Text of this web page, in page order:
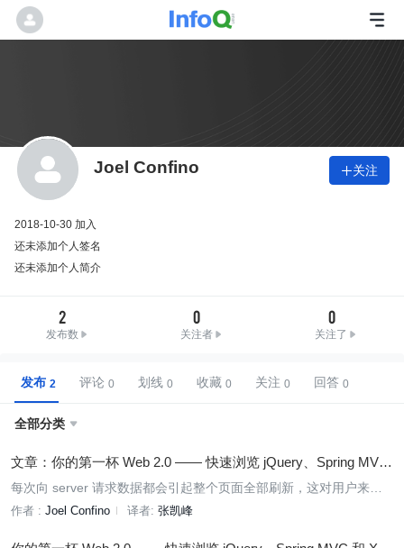
Joel Confino 关注
2018-10-30 加入
还未添加个人签名
还未添加个人简介
2
发布数
0
关注者
0
关注了
发布 评论 划线 收藏 关注 回答
全部分类 
文章：你的第一杯 Web 2.0 —— 快速浏览 jQuery、Spring MVC
和 XStream/Jettison
每次向 server 请求数据都会引起整个页面全部刷新，这对用户来说
非常烦恼。Joel Confino 在这篇文章里，为大家演示了如何使用 Jav
既有的 web 页面能够通过 AJAX 请求 server 端的数据，而不需要刷
作者 : Joel Confino 译者: 张凯峰